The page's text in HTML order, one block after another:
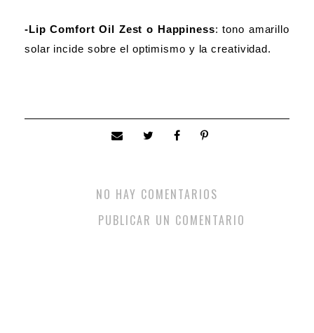
-Lip Comfort Oil Zest o Happiness: tono amarillo
solar incide sobre el optimismo y la creatividad.
NO HAY COMENTARIOS
PUBLICAR UN COMENTARIO